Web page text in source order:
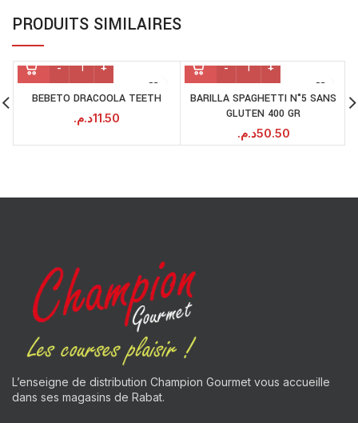
PRODUITS SIMILAIRES
BEBETO DRACOOLA TEETH
11.50د.م.
BARILLA SPAGHETTI N°5 SANS
GLUTEN 400 GR
50.50د.م.
L’enseigne de distribution Champion Gourmet vous accueille
dans ses magasins de Rabat.